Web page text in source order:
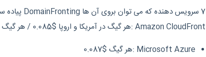
7 سرویس دهنده که می توان بروی آن ها DomainFronting پیاده سازی کرد :
Amazon CloudFront :هر گیگ در آمریکا و اروپا $0.085 / هر گیگ در آمریکا جنوبی : $0.25
Microsoft Azure :هر گیگ $0.087